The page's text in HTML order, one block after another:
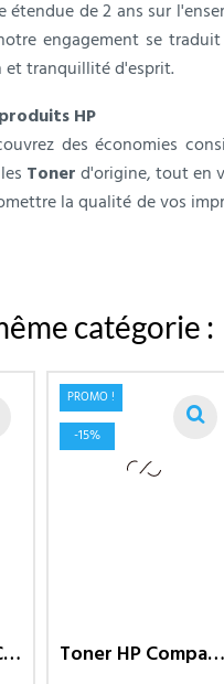
de 2 ans sur
engagement se
et tranquillité d'esprit.
HP
des économies
Tonerd'origine, tout en
la qualité de vos
catégorie :
Toner HP 1331A Compatible... Toner HP Compatible 125A...
PROMO !
-15%